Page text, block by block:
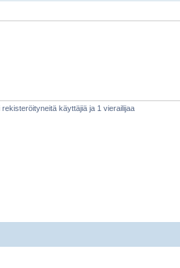
käyttäjiä ja 1 vierailijaa